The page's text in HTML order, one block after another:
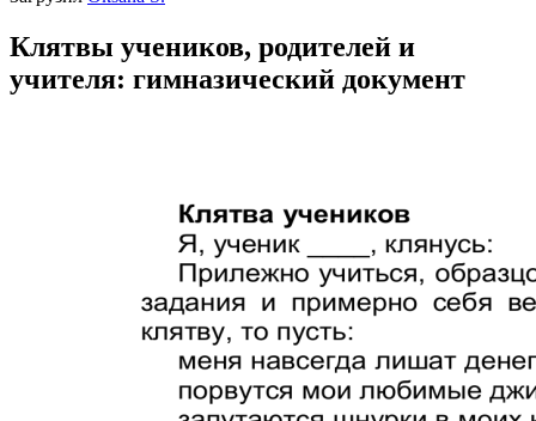
Клятвы учеников, родителей и
учителя: гимназический документ